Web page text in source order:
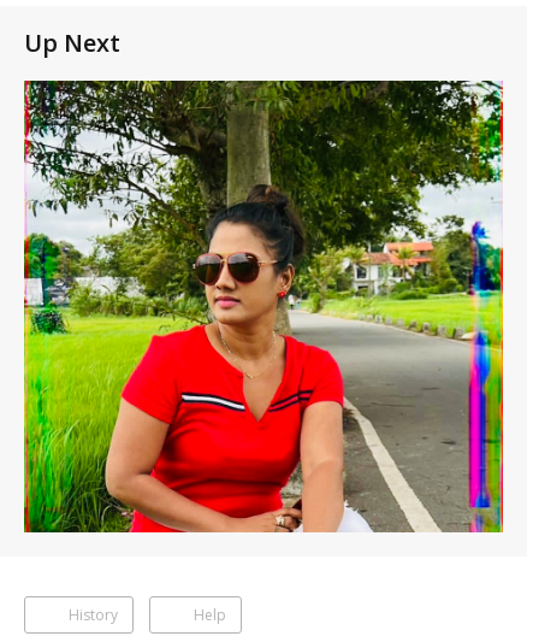
Up Next
History Help